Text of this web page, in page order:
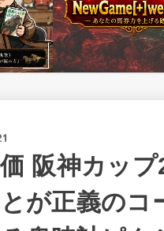
価 阪神カッ
が正義のコ